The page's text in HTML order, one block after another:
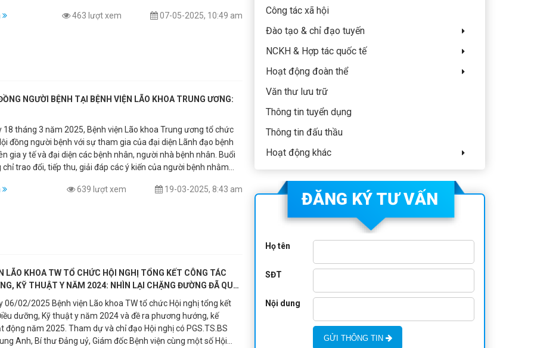
07-05-2025, 10:49 am
463 lượt xem
NGƯỜI BỆNH TẠI BỆNH VIỆN LÃO KHOA TRUNG ƯƠNG:
18 tháng 3 năm 2025, Bệnh viện Lão khoa Trung ương tổ chức
đồng người bệnh với sự tham gia của đại diện Lãnh đạo bệnh
gia y tế và đại diện các bệnh nhân, người nhà bệnh nhân. Buổi
chỉ trao đổi, tiếp thu, giải đáp các ý kiến của người bệnh nhằm
đến việc giáo dục sức khỏe cho người bệnh với chủ đề "Nhận
đình và xã hội. Chính vì vậy, việc tổ chức các buổi giáo dục sức
biệt là về nhận diện các vấn đề tâm thần, đóng vai trò vô cùng
19-03-2025, 8:43 am
639 lượt xem
LÃO KHOA TW TỔ CHỨC HỘI NGHỊ TỔNG KẾT CÔNG TÁC
KỸ THUẬT Y NĂM 2024: NHÌN LẠI CHẶNG ĐƯỜNG ĐÃ QUA
TỚI TƯƠNG LAI
06/02/2025 Bệnh viện Lão khoa TW tổ chức Hội nghị tổng kết
dưỡng, Kỹ thuật y năm 2024 và đề ra phương hướng, kế
Tham dự và chỉ đạo Hội nghị có PGS.TS.BS
Anh, Bí thư Đảng uỷ, Giám đốc Bệnh viện cùng một số Hội
Công tác xã hội
Đào tạo & chỉ đạo tuyến
NCKH & Hợp tác quốc tế
Hoạt động đoàn thể
Văn thư lưu trữ
Thông tin tuyển dụng
Thông tin đấu thầu
Hoạt động khác
ĐĂNG KÝ TƯ VẤN
Họ tên
SĐT
Nội dung
GỬI THÔNG TIN